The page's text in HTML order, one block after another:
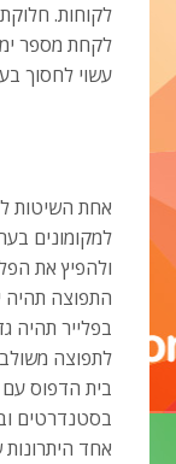
לקוחות.
לקחת מספר
עשוי לחסוך
אחת השיטות
למקומונים
ולהפיץ את
התפוצה תהיה
בפלייר תהיה
לתפוצה
בית הדפוס עם
בסטנדרטים
אחד היתרונות